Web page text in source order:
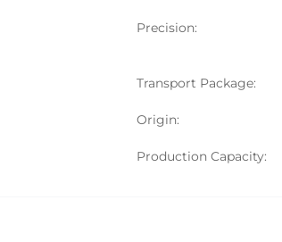
Precision:
Transport Package:
Origin:
Production Capacity: